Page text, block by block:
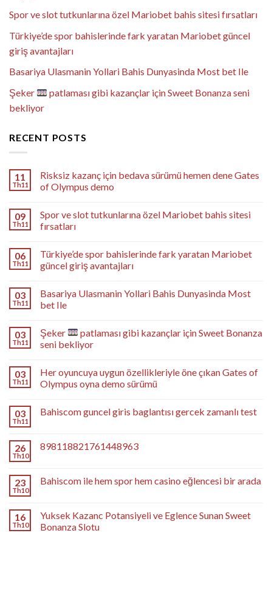
Spor ve slot tutkunlarına özel Mariobet bahis sitesi fırsatları
Türkiye’de spor bahislerinde fark yaratan Mariobet güncel
giriş avantajları
Basariya Ulasmanin Yollari Bahis Dunyasinda Most bet Ile
Şeker
patlaması gibi kazançlar için Sweet Bonanza seni
bekliyor
RECENT POSTS
11
Th11
Risksiz kazanç için bedava sürümü hemen dene Gates
of Olympus demo
09
Th11
Spor ve slot tutkunlarına özel Mariobet bahis sitesi
fırsatları
06
Th11
Türkiye’de spor bahislerinde fark yaratan Mariobet
güncel giriş avantajları
03
Th11
Basariya Ulasmanin Yollari Bahis Dunyasinda Most
bet Ile
03
Th11
Şeker
patlaması gibi kazançlar için Sweet Bonanza
seni bekliyor
03
Th11
Her oyuncuya uygun özellikleriyle öne çıkan Gates of
Olympus oyna demo sürümü
03
Th11
Bahiscom guncel giris baglantısı gercek zamanlı test
26
Th10
898118821761448963
23
Th10
Bahiscom ile hem spor hem casino eğlencesi bir arada
16
Th10
Yuksek Kazanc Potansiyeli ve Eglence Sunan Sweet
Bonanza Slotu